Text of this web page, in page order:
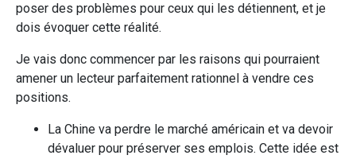
poser des problèmes pour ceux qui les détiennent, et je
dois évoquer cette réalité.
Je vais donc commencer par les raisons qui pourraient
amener un lecteur parfaitement rationnel à vendre ces
positions.
La Chine va perdre le marché américain et va devoir
dévaluer pour préserver ses emplois. Cette idée est